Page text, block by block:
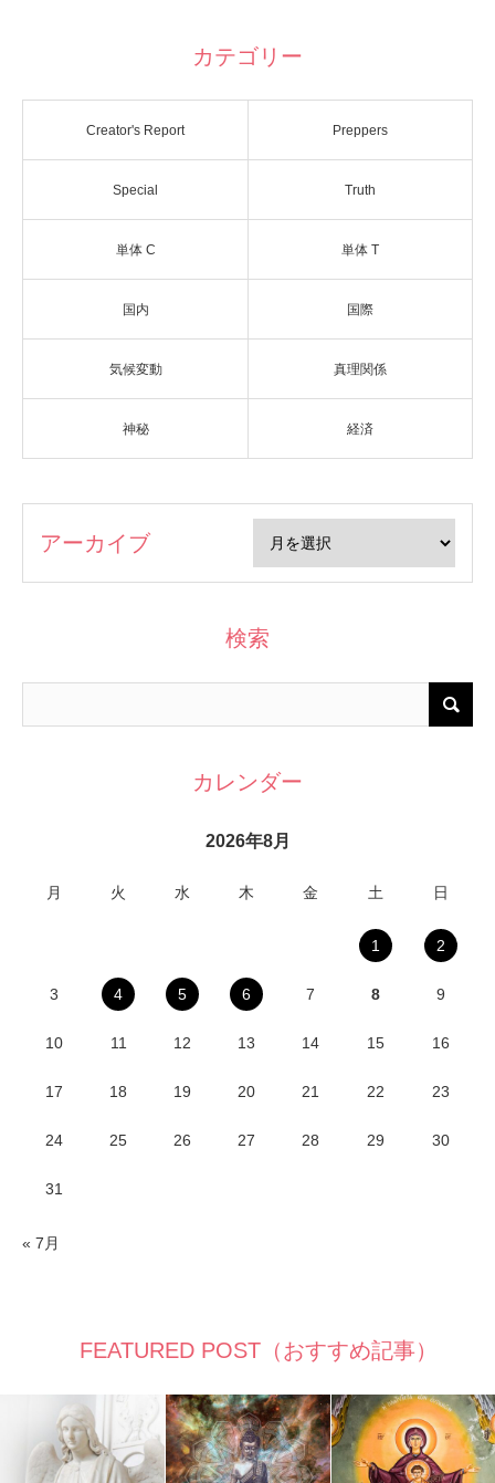
カテゴリー
Creator's Report Preppers
Special Truth
単体 C 単体 T
国内 国際
気候変動 真理関係
神秘 経済
アーカイブ
検索
カレンダー
2026年8月
月 火 水 木 金 土 日
1 2
3 4 5 6 7 8 9
10 11 12 13 14 15 16
17 18 19 20 21 22 23
24 25 26 27 28 29 30
31
« 7月
FEATURED POST（おすすめ記事）